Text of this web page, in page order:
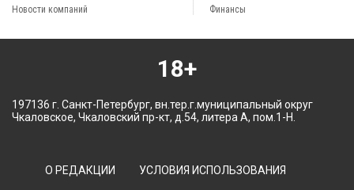
Новости компаний Финансы
18+
197136 г. Санкт-Петербург, вн.тер.г.муниципальный округ
Чкаловское, Чкаловский пр-кт, д.54, литера А, пом.1-Н.
О РЕДАКЦИИ УСЛОВИЯ ИСПОЛЬЗОВАНИЯ